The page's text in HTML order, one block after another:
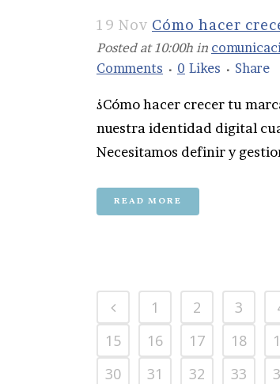
19 Nov Cómo hacer
Posted at 10:00h in
Comments
0 Likes Share
¿Cómo hacer crecer tu
nuestra identidad digital
Necesitamos definir y
READ MORE
1 2 3
15
16 17 18
30
31 32 33